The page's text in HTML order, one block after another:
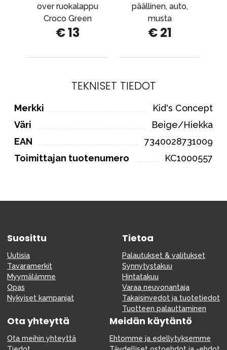
over ruokalappu
Croco Green
€ 13
päällinen, auto,
musta
€ 21
TEKNISET TIEDOT
Merkki
Kid's Concept
Väri
Beige/Hiekka
EAN
7340028731009
Toimittajan tuotenumero
KC1000557
Suosittu
Uutisia
Tavaramerkit
Myymälämme
Opas
Nykyiset kampanjat
Tietoa
Palautukset & valitukset
Synnytystakuu
Hintatakuu
Varaa neuvonantaja
Takaisinvedot ja tuotetiedot
Tuotteen palauttaminen
Ota yhteyttä
Ota meihin yhteyttä
Meidän käytäntö
Ehtomme ja edellytyksemme